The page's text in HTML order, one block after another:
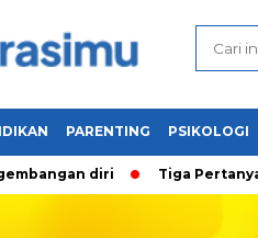
PARENTING PSIKOLOGI
diri Tiga Pertanyaan